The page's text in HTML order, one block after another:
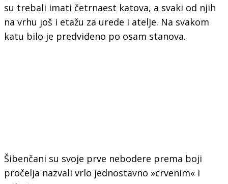
su trebali imati četrnaest katova, a svaki od njih
na vrhu još i etažu za urede i atelje. Na svakom
katu bilo je predviđeno po osam stanova.
Šibenčani su svoje prve nebodere prema boji
pročelja nazvali vrlo jednostavno »crvenim« i